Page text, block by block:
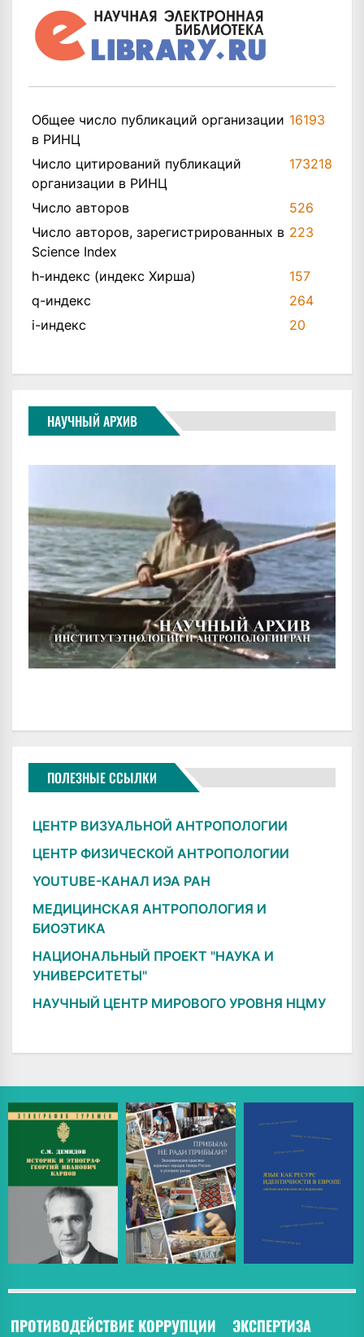
Общее число публикаций организации
в РИНЦ
16193
Число цитирований публикаций
организации в РИНЦ
173218
Число авторов
526
Число авторов, зарегистрированных в
Science Index
223
h-индекс (индекс Хирша)
157
q-индекс
264
i-индекс
20
НАУЧНЫЙ АРХИВ
ПОЛЕЗНЫЕ ССЫЛКИ
ЦЕНТР ВИЗУАЛЬНОЙ АНТРОПОЛОГИИ
ЦЕНТР ФИЗИЧЕСКОЙ АНТРОПОЛОГИИ
YOUTUBE-КАНАЛ ИЭА РАН
МЕДИЦИНСКАЯ АНТРОПОЛОГИЯ И
БИОЭТИКА
НАЦИОНАЛЬНЫЙ ПРОЕКТ "НАУКА И
УНИВЕРСИТЕТЫ"
НАУЧНЫЙ ЦЕНТР МИРОВОГО УРОВНЯ НЦМУ
ПРОТИВОДЕЙСТВИЕ КОРРУПЦИИ ЭКСПЕРТИЗА